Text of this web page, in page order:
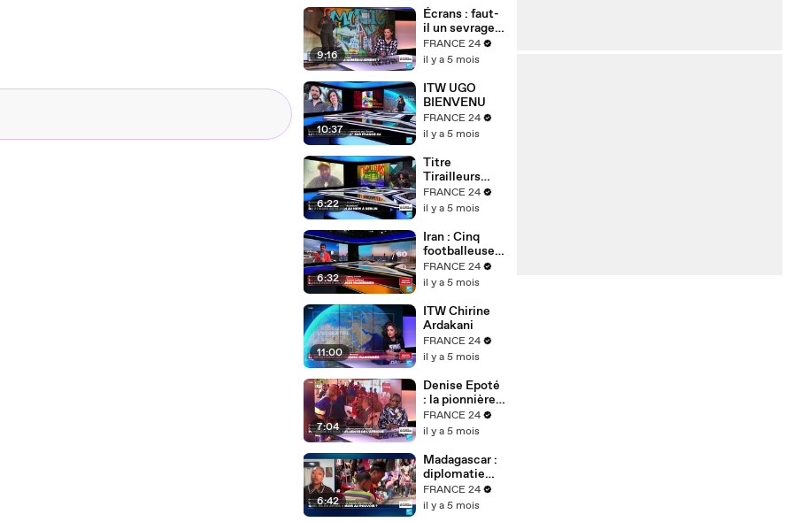
dénonce le
régime
Doumbouya
9:16
Écrans : faut-
il un sevrage
numérique ?
Najat Vallaud-
alerte
FRANCE 24
il y a 5 mois
10:37
ITW UGO
BIENVENU
FRANCE 24
il y a 5 mois
6:22
Titre
Tirailleurs
africains :
l’exposition
Bonaventure
Soh Bejeng
Ndikung à
Berlin
FRANCE 24
il y a 5 mois
6:32
Iran : Cinq
footballeuses
iraniennes
obtiennent
Australie
FRANCE 24
il y a 5 mois
11:00
ITW Chirine
Ardakani
FRANCE 24
il y a 5 mois
7:04
Denise Epoté
: la pionnière
du journal
télévisé
raconte 40
ans de
carrière
FRANCE 24
il y a 5 mois
6:42
Madagascar :
diplomatie
tous azimuts
du président
FRANCE 24
il y a 5 mois